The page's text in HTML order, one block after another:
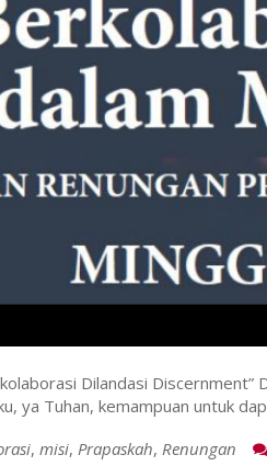
Dilandasi
ya Tuhan, kemampuan untuk
, misi, Prapaskah, Renungan